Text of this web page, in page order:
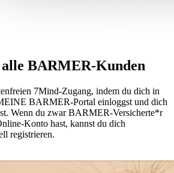
BARMER-Kunden
7Mind-Zugang, indem du dich in
BARMER-Portal einloggst und dich
Wenn du zwar BARMER-Versicherte*r
Konto hast, kannst du dich
registrieren.